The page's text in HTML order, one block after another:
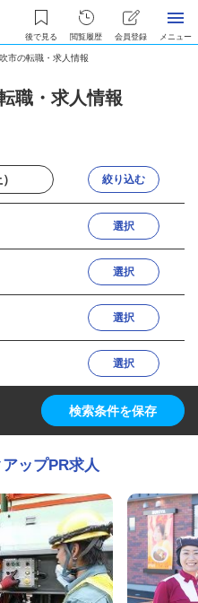
後で見る 閲覧履歴 会員登録 メニュー
市の転職・求人情報
職・求人情報
絞り込む
選択
選択
選択
選択
検索条件を保存
ップPR求人